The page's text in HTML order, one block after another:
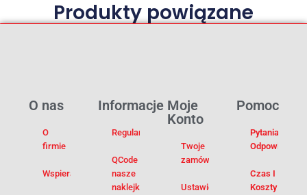
Produkty powiązane
Pomoc
Pytania I
Odpowiedzi
Czas I
Koszty
Moje
Konto
Twoje
zamówienia
Ustawienia
Informacje
Regulamin
QCode –
nasze
naklejki na
O nas
O
firmie
Wspieramy